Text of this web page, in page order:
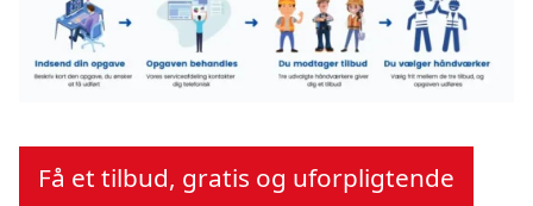
Få et tilbud, gratis og uforpligtende